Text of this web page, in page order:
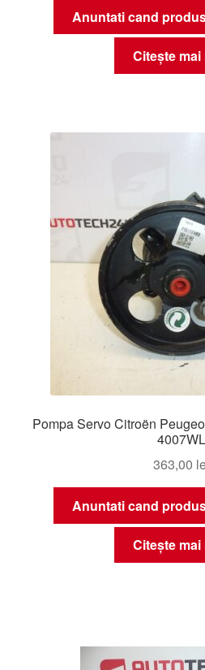
Anuntati cand
Citește mai
Pompa Servo Citroën
4007WL
363,00
Anuntati cand
Citește mai